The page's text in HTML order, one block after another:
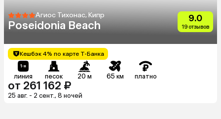
Агиос Тихонас, Кипр
Poseidonia Beach
9.0
19 отзывов
Кешбэк 4% по карте Т-Банка
линия песок 20 м 65 км платно
от 261 162 ₽
25 авг. - 2 сент., 8 ночей